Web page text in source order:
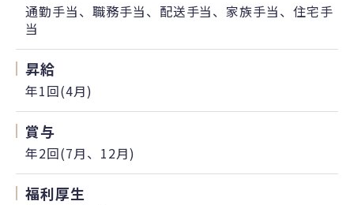
通勤手当、職務手当、配送手当、家族手当、住宅手
当
昇給
年1回(4月)
賞与
年2回(7月、12月)
福利厚生